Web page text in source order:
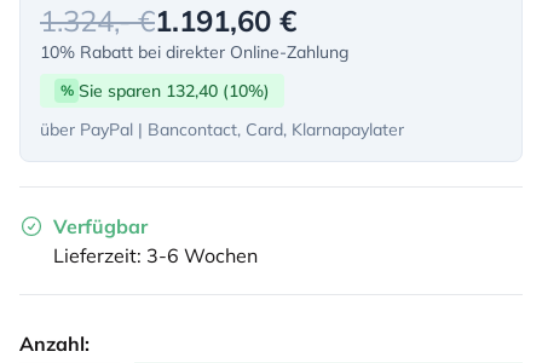
1.324,- €1.191,60 €
10% Rabatt bei direkter Online-Zahlung
% Sie sparen 132,40 (10%)
über PayPal | Bancontact, Card, Klarnapaylater
Verfügbar
Lieferzeit: 3-6 Wochen
Anzahl: